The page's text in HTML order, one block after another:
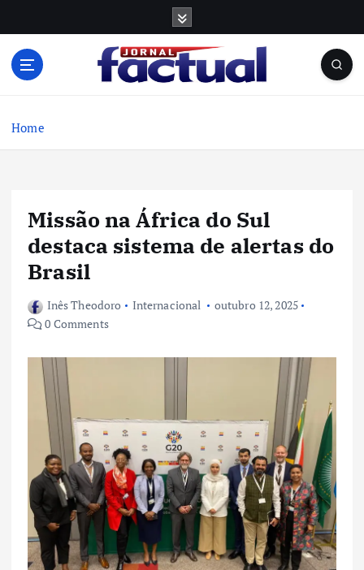
Home
Missão na África do Sul
destaca sistema de alertas do
Brasil
Inês Theodoro Internacional
outubro 12, 2025
0 Comments